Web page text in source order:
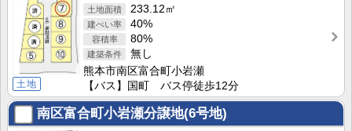
土地
233.12㎡
40%
80%
無し
熊本市南区富合町小岩瀬
【バス】国町 バス停徒歩12分
南区富合町小岩瀬分譲地(6号地)